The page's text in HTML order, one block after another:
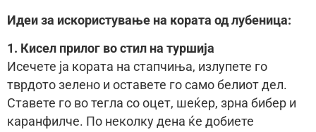
Идеи за искористување на кората од лубеница:
1. Кисел прилог во стил на туршија
Исечете ја кората на стапчиња, излупете го
тврдото зелено и оставете го само белиот дел.
Ставете го во тегла со оцет, шеќер, зрна бибер и
каранфилче. По неколку дена ќе добиете